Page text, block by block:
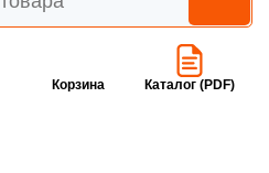
Корзина Каталог (PDF)